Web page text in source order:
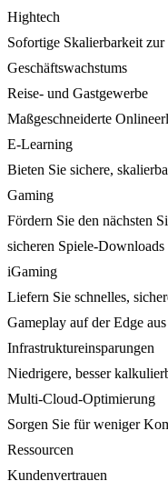
Hightech
Sofortige Skalierbarkeit
Geschäftswachstums
Reise- und Gastgewerbe
Maßgeschneiderte
E-Learning
Bieten Sie sichere,
Gaming
Fördern Sie den nächsten
sicheren Spiele-Downloads
iGaming
Liefern Sie schnelles,
Gameplay auf der Edge aus
Infrastruktureinsparungen
Niedrigere, besser
Multi-Cloud-Optimierung
Sorgen Sie für weniger
Ressourcen
Kundenvertrauen